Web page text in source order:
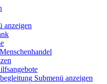
anzeigen
Submenü anzeigen